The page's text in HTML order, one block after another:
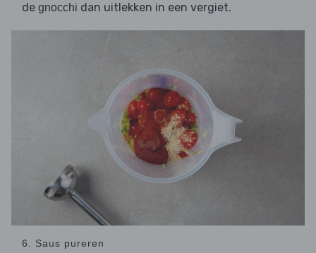
de gnocchi dan uitlekken in een vergiet.
6. Saus pureren